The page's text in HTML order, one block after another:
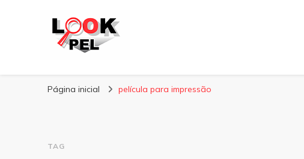
Lookpel
Página inicial película para impressão
TAG